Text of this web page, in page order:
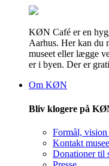
KØN Café er en
Aarhus. Her kan du
museet eller lægge
er i byen. Der er
Om KØN
Bliv klogere på
Formål,
Kontakt
Donationer til